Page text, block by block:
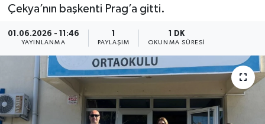
Çekya’nın başkenti Prag’a gitti.
01.06.2026 - 11:46
YAYINLANMA PAYLAŞIM
1 DK
OKUNMA SÜRESI
Kültür Sanat
Spor
Son Dakika Haberleri
Haber Arşivi